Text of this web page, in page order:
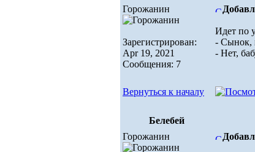
Горожанин
Зарегистрирован:
Apr 19, 2021
Сообщения: 7
Идет по
- Сынок,
- Нет,
Вернуться к началу
Белебей
Горожанин